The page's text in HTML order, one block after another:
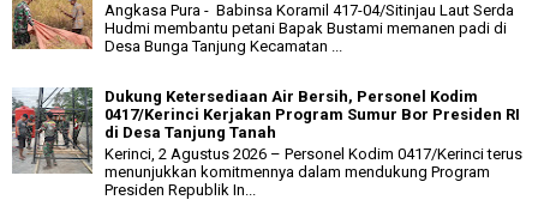
Angkasa Pura - Babinsa Koramil 417-04/Sitinjau Laut Serda
Hudmi membantu petani Bapak Bustami memanen padi di
Desa Bunga Tanjung Kecamatan ...
Dukung Ketersediaan Air Bersih, Personel Kodim
0417/Kerinci Kerjakan Program Sumur Bor Presiden RI
di Desa Tanjung Tanah
Kerinci, 2 Agustus 2026 – Personel Kodim 0417/Kerinci terus
menunjukkan komitmennya dalam mendukung Program
Presiden Republik In...